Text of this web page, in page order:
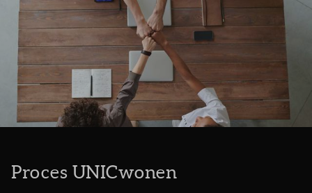
Proces UNICwonen